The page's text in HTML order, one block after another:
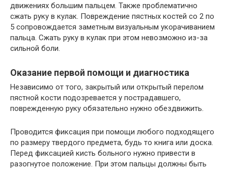
движениях большим пальцем. Также проблематично
сжать руку в кулак. Повреждение пястных костей со 2 по
5 сопровождается заметным визуальным укорачиванием
пальца. Сжать руку в кулак при этом невозможно из-за
сильной боли.
Оказание первой помощи и диагностика
Независимо от того, закрытый или открытый перелом
пястной кости подозревается у пострадавшего,
поврежденную руку обязательно нужно обездвижить.
Проводится фиксация при помощи любого подходящего
по размеру твердого предмета, будь то книга или доска.
Перед фиксацией кисть больного нужно привести в
разогнутое положение. При этом пальцы должны быть